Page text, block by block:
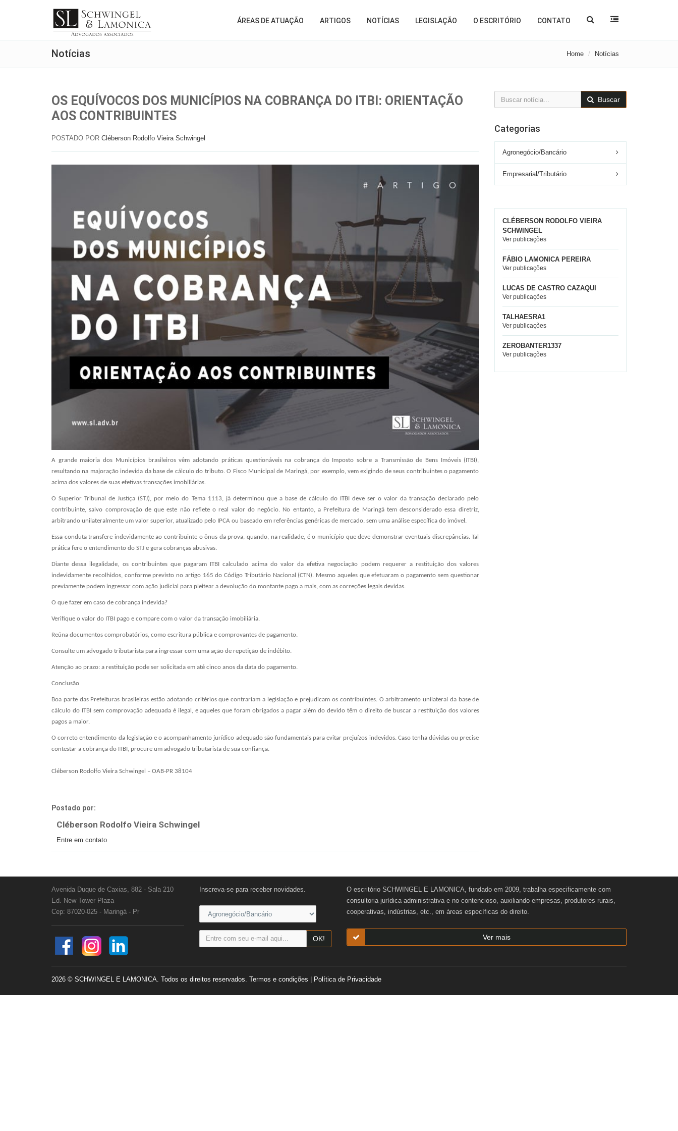
ÁREAS DE ATUAÇÃO ARTIGOS NOTÍCIAS LEGISLAÇÃO O ESCRITÓRIO CONTATO
Notícias Home Notícias
OS EQUÍVOCOS DOS MUNICÍPIOS NA COBRANÇA DO ITBI: ORIENTAÇÃO
AOS CONTRIBUINTES
POSTADO POR Cléberson Rodolfo Vieira Schwingel
A grande maioria dos Municípios brasileiros vêm adotando práticas questionáveis na cobrança do Imposto sobre a Transmissão de Bens Imóveis (ITBI),
resultando na majoração indevida da base de cálculo do tributo. O Fisco Municipal de Maringá, por exemplo, vem exigindo de seus contribuintes o pagamento
acima dos valores de suas efetivas transações imobiliárias.
O Superior Tribunal de Justiça (STJ), por meio do Tema 1113, já determinou que a base de cálculo do ITBI deve ser o valor da transação declarado pelo
contribuinte, salvo comprovação de que este não reflete o real valor do negócio. No entanto, a Prefeitura de Maringá tem desconsiderado essa diretriz,
arbitrando unilateralmente um valor superior, atualizado pelo IPCA ou baseado em referências genéricas de mercado, sem uma análise específica do imóvel.
Essa conduta transfere indevidamente ao contribuinte o ônus da prova, quando, na realidade, é o município que deve demonstrar eventuais discrepâncias. Tal
prática fere o entendimento do STJ e gera cobranças abusivas.
Diante dessa ilegalidade, os contribuintes que pagaram ITBI calculado acima do valor da efetiva negociação podem requerer a restituição dos valores
indevidamente recolhidos, conforme previsto no artigo 165 do Código Tributário Nacional (CTN). Mesmo aqueles que efetuaram o pagamento sem questionar
previamente podem ingressar com ação judicial para pleitear a devolução do montante pago a mais, com as correções legais devidas.
O que fazer em caso de cobrança indevida?
Verifique o valor do ITBI pago e compare com o valor da transação imobiliária.
Reúna documentos comprobatórios, como escritura pública e comprovantes de pagamento.
Consulte um advogado tributarista para ingressar com uma ação de repetição de indébito.
Atenção ao prazo: a restituição pode ser solicitada em até cinco anos da data do pagamento.
Conclusão
Boa parte das Prefeituras brasileiras estão adotando critérios que contrariam a legislação e prejudicam os contribuintes. O arbitramento unilateral da base de
cálculo do ITBI sem comprovação adequada é ilegal, e aqueles que foram obrigados a pagar além do devido têm o direito de buscar a restituição dos valores
pagos a maior.
O correto entendimento da legislação e o acompanhamento jurídico adequado são fundamentais para evitar prejuízos indevidos. Caso tenha dúvidas ou precise
contestar a cobrança do ITBI, procure um advogado tributarista de sua confiança.
Cléberson Rodolfo Vieira Schwingel – OAB-PR 38104
Postado por:
Cléberson Rodolfo Vieira Schwingel
Entre em contato
Buscar
Categorias
Agronegócio/Bancário
Empresarial/Tributário
CLÉBERSON RODOLFO VIEIRA
SCHWINGEL
Ver publicações
FÁBIO LAMONICA PEREIRA
Ver publicações
LUCAS DE CASTRO CAZAQUI
Ver publicações
TALHAESRA1
Ver publicações
ZEROBANTER1337
Ver publicações
Avenida Duque de Caxias, 882 - Sala 210
Ed. New Tower Plaza
Cep: 87020-025 - Maringá - Pr
Inscreva-se para receber novidades.
OK!
O escritório SCHWINGEL E LAMONICA, fundado em 2009, trabalha especificamente com
consultoria jurídica administrativa e no contencioso, auxiliando empresas, produtores rurais,
cooperativas, indústrias, etc., em áreas específicas do direito.
Ver mais
2026 © SCHWINGEL E LAMONICA. Todos os direitos reservados. Termos e condições | Política de Privacidade